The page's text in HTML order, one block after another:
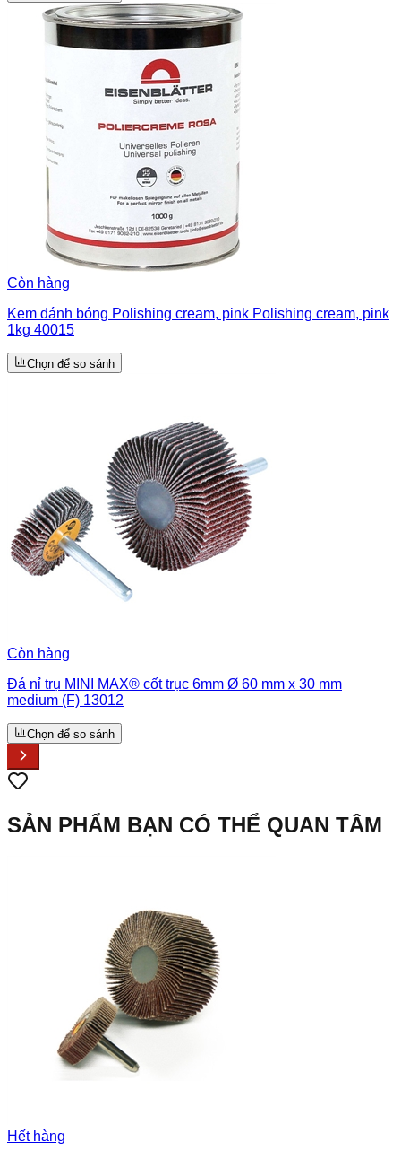
Còn hàng
Kem đánh bóng Polishing cream, pink Polishing cream, pink
1kg 40015
Chọn để so sánh
Còn hàng
Đá nỉ trụ MINI MAX® cốt trục 6mm Ø 60 mm x 30 mm
medium (F) 13012
Chọn để so sánh
SẢN PHẨM BẠN CÓ THỂ QUAN TÂM
Hết hàng